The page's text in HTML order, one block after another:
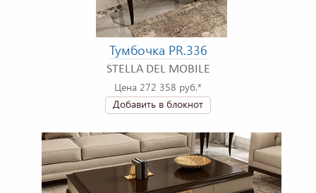
Тумбочка PR.336
STELLA DEL MOBILE
Цена 272 358 руб.*
Добавить в блокнот